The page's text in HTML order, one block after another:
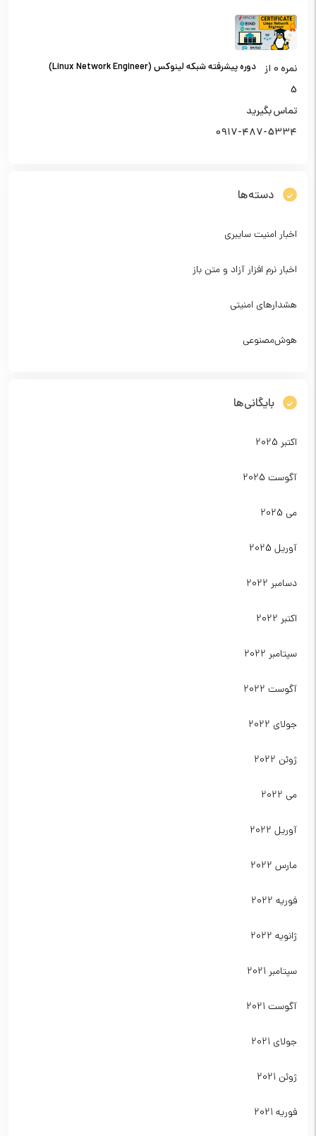
دوره پیشرفته شبکه لینوکس (Linux Network Engineer) نمره0 از
5
تماس بگیرید
0917-487-5334
دسته‌ها
اخبار امنیت سایبری
اخبار نرم افزار آزاد و متن باز
هشدارهای امنیتی
هوش‌مصنوعی
بایگانی‌ها
اکتبر 2025
آگوست 2025
می 2025
آوریل 2025
دسامبر 2022
اکتبر 2022
سپتامبر 2022
آگوست 2022
جولای 2022
ژوئن 2022
می 2022
آوریل 2022
مارس 2022
فوریه 2022
ژانویه 2022
سپتامبر 2021
آگوست 2021
جولای 2021
ژوئن 2021
فوریه 2021